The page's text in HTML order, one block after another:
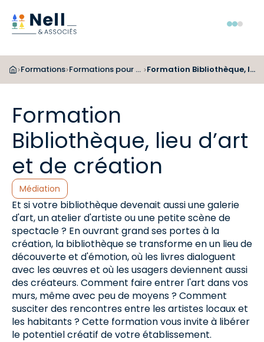
Aller au pied de page
Aller au menu
Aller au contenu
>Formations> Formations pour les bibliothécaires > Formation Bibliothèque, lieu d’art et de création
Formation
Bibliothèque, lieu d’art
et de création
Catégories :
Médiation
Et si votre bibliothèque devenait aussi une galerie
d'art, un atelier d'artiste ou une petite scène de
spectacle ? En ouvrant grand ses portes à la
création, la bibliothèque se transforme en un lieu de
découverte et d'émotion, où les livres dialoguent
avec les œuvres et où les usagers deviennent aussi
des créateurs. Comment faire entrer l'art dans vos
murs, même avec peu de moyens ? Comment
susciter des rencontres entre les artistes locaux et
les habitants ? Cette formation vous invite à libérer
le potentiel créatif de votre établissement.